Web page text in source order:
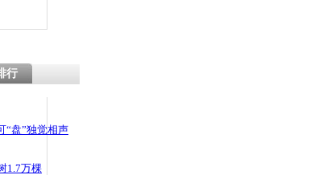
行
“盘”独觉相声
1.7万棵